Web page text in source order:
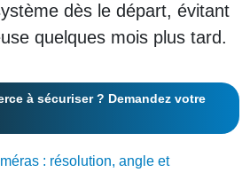
dès le départ, évitant
quelques mois plus tard.
à sécuriser ? Demandez votre
: résolution, angle et